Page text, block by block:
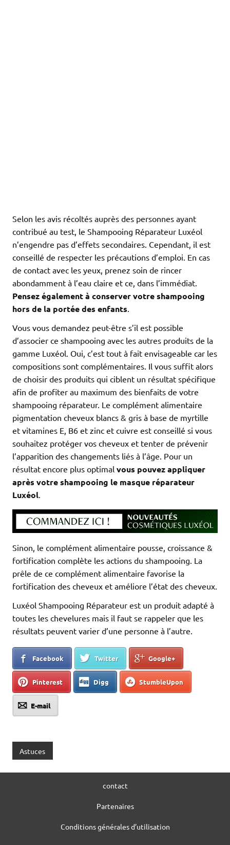
Selon les avis récoltés auprès des personnes ayant
contribué au test, le Shampooing Réparateur Luxéol
n’engendre pas d’effets secondaires. Cependant, il est
conseillé de respecter les précautions d’emploi. En cas
de contact avec les yeux, prenez soin de rincer
abondamment à l’eau claire et ce, dans l’immédiat.
Pensez également à conserver votre shampooing
hors de la portée des enfants.
Vous vous demandez peut-être s’il est possible
d’associer ce shampooing avec les autres produits de la
gamme Luxéol. Oui, c’est tout à fait envisageable car les
compositions sont complémentaires. Il vous suffit alors
de choisir des produits qui ciblent un résultat spécifique
afin de profiter au maximum des bienfaits de votre
shampooing réparateur. Le complément alimentaire
pigmentation cheveux blancs & gris à base de myrtille
et vitamines E, B6 et zinc et cuivre est conseillé si vous
souhaitez protéger vos cheveux et tenter de prévenir
l’apparition des changements liés à l’âge. Pour un
résultat encore plus optimal vous pouvez appliquer
après votre shampooing le masque réparateur
Luxéol.
Sinon, le complément alimentaire pousse, croissance &
fortification complète les actions du shampooing. La
prêle de ce complément alimentaire favorise la
fortification des cheveux et améliore l’état des cheveux.
Luxéol Shampooing Réparateur est un produit adapté à
toutes les chevelures mais il faut se rappeler que les
résultats peuvent varier d’une personne à l’autre.
Facebook Twitter Google+
Pinterest Digg StumbleUpon
E-mail
Astuces
contact
Partenaires
Conditions générales d’utilisation